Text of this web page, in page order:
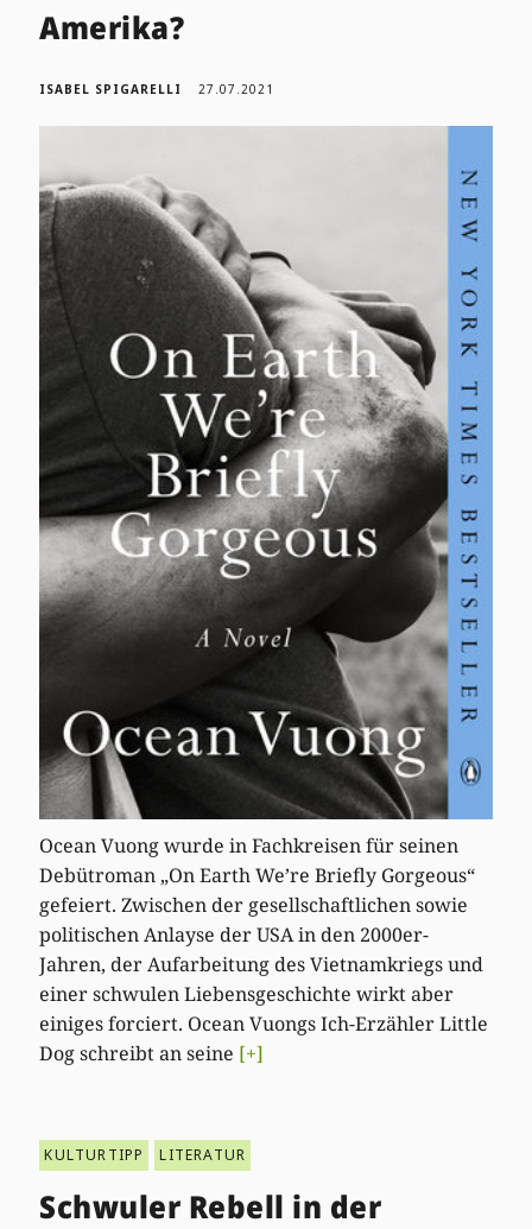
Amerika?
ISABEL SPIGARELLI 27.07.2021
Ocean Vuong wurde in Fachkreisen für seinen
Debütroman „On Earth We’re Briefly Gorgeous“
gefeiert. Zwischen der gesellschaftlichen sowie
politischen Anlayse der USA in den 2000er-
Jahren, der Aufarbeitung des Vietnamkriegs und
einer schwulen Liebensgeschichte wirkt aber
einiges forciert. Ocean Vuongs Ich-Erzähler Little
Dog schreibt an seine [+]
KULTURTIPP LITERATUR
Schwuler Rebell in der